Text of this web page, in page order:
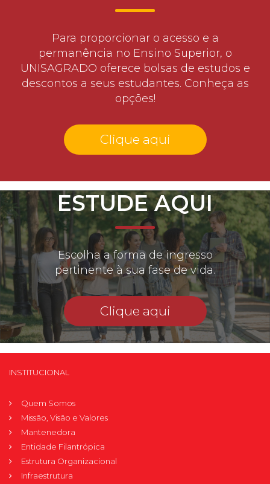
Para proporcionar o acesso e a
permanência no Ensino Superior, o
UNISAGRADO oferece bolsas de estudos e
descontos a seus estudantes. Conheça as
opções!
Clique aqui
ESTUDE AQUI
Escolha a forma de ingresso
pertinente à sua fase de vida.
Clique aqui
INSTITUCIONAL
Quem Somos
Missão, Visão e Valores
Mantenedora
Entidade Filantrópica
Estrutura Organizacional
Infraestrutura